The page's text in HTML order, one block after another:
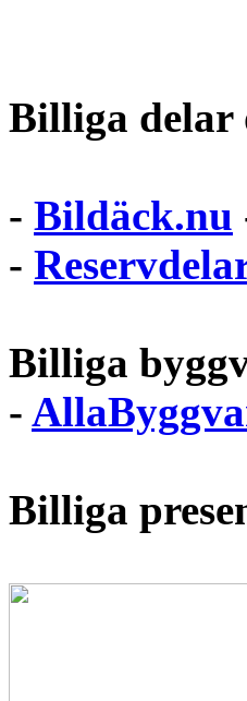
Billiga
- Bildäck.nu
-
Billiga
-
Billiga